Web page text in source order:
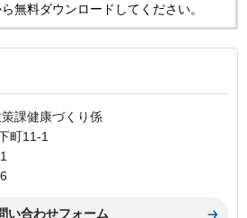
無料ダウンロードしてください。
課健康づくり係
町11-1